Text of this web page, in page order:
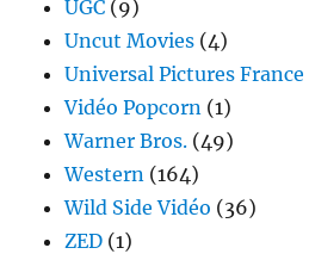
UGC (9)
Uncut Movies (4)
Universal Pictures France
Vidéo Popcorn (1)
Warner Bros. (49)
Western (164)
Wild Side Vidéo (36)
ZED (1)